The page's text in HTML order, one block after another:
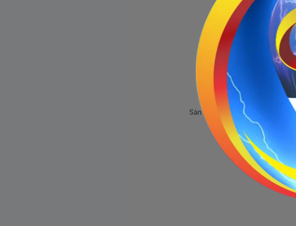
Sản phẩm này hiện tại đã ngừng